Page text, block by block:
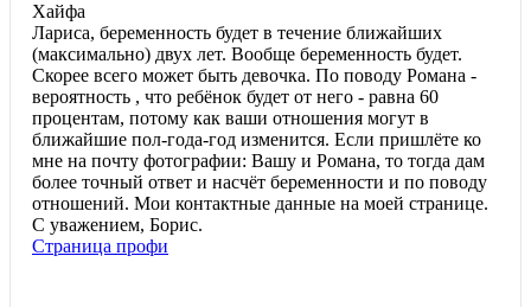
Хайфа
Лариса, беременность будет в течение ближайших
(максимально) двух лет. Вообще беременность будет.
Скорее всего может быть девочка. По поводу Романа -
вероятность , что ребёнок будет от него - равна 60
процентам, потому как ваши отношения могут в
ближайшие пол-года-год изменится. Если пришлёте ко
мне на почту фотографии: Вашу и Романа, то тогда дам
более точный ответ и насчёт беременности и по поводу
отношений. Мои контактные данные на моей странице.
С уважением, Борис.
Страница профи